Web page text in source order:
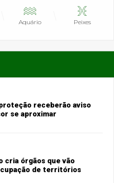
Aquário Peixes
receberão aviso
se aproximar
cria órgãos que vão
de territórios